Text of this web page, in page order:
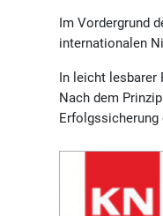
Im Vordergrund
internationalen
In leicht lesbarer
Nach dem
Erfolgssicherung